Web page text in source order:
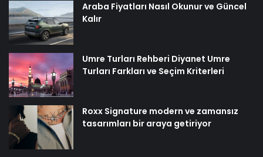
Araba Fiyatları Nasıl Okunur ve Güncel
Kalır
Umre Turları Rehberi Diyanet Umre
Turları Farkları ve Seçim Kriterleri
Roxx Signature modern ve zamansız
tasarımları bir araya getiriyor